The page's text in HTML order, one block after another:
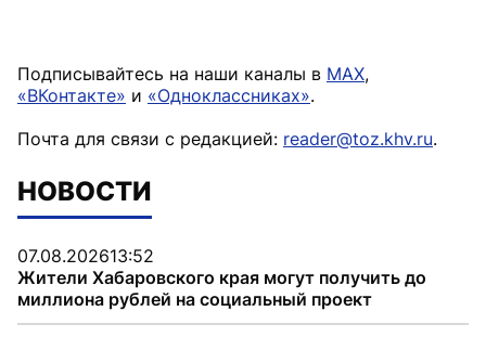
Подписывайтесь на наши каналы в MAX,
«ВКонтакте» и «Одноклассниках».
Почта для связи с редакцией: reader@toz.khv.ru.
НОВОСТИ
07.08.202613:52
Жители Хабаровского края могут получить до
миллиона рублей на социальный проект